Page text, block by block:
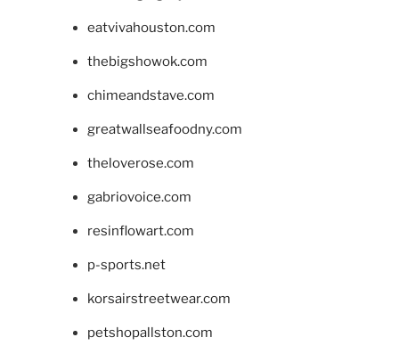
eatvivahouston.com
thebigshowok.com
chimeandstave.com
greatwallseafoodny.com
theloverose.com
gabriovoice.com
resinflowart.com
p-sports.net
korsairstreetwear.com
petshopallston.com